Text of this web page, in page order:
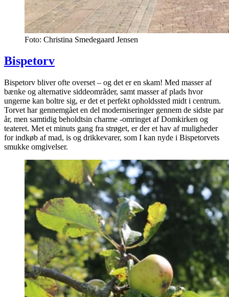
Foto: Christina Smedegaard Jensen
Bispetorv
Bispetorv bliver ofte overset – og det er en skam! Med masser af
bænke og alternative siddeområder, samt masser af plads hvor
ungerne kan boltre sig, er det et perfekt opholdssted midt i centrum.
Torvet har gennemgået en del moderniseringer gennem de sidste par
år, men samtidig beholdtsin charme -omringet af Domkirken og
teateret. Met et minuts gang fra strøget, er der et hav af muligheder
for indkøb af mad, is og drikkevarer, som I kan nyde i Bispetorvets
smukke omgivelser.